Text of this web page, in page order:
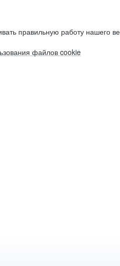
правильную работу нашего
файлов cookie